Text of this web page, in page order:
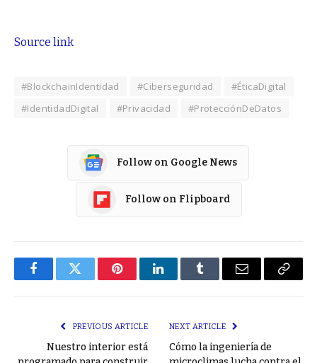
Source link
#BlockchainIdentidad #Ciberseguridad
#ÉticaDigital
#IdentidadDigital
#Privacidad #ProtecciónDeDatos
Follow on Google News
Follow on Flipboard
FacebookTwitter PinterestLinkedInTumblr Email
Copy
PREVIOUS ARTICLE
Nuestro interior está
NEXT ARTICLE
Cómo la ingeniería de